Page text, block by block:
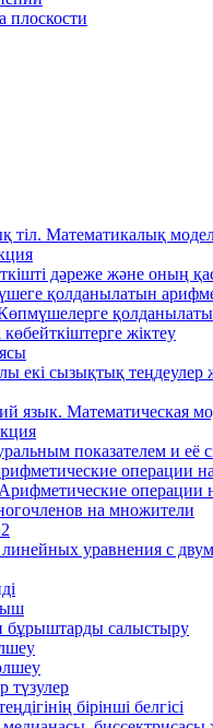
плоскости
тіл. Математикалық
дәреже және оның
қолданылатын
жіктеу
екі сызықтық теңдеулер
язык. Математическая
показателем и её
операции
операции
на множители
уравнения с
бұрыштарды салыстыру
түзулер
бірінші белгісі